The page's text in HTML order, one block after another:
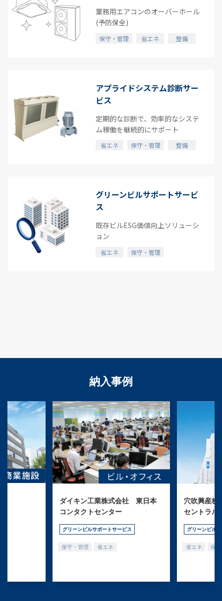
業務用エアコンのオーバーホール
(予防保全)
保守・管理 省エネ 整備
アプライドシステム診断サー
ビス
定期的な診断で、効率的なシステ
ム稼働を継続的にサポート
省エネ 保守・管理 整備
グリーンビルサポートサービ
ス
既存ビルESG価値向上ソリューシ
ョン
省エネ 保守・管理
納入事例
ダイキン工業株式会社 東日本
コンタクトセンター
グリーンビルサポートサービス
保守・管理 省エネ
穴吹興産株
セントラル
グリーンビル
省エネ 保